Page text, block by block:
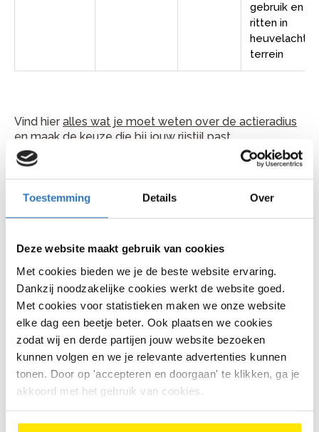
Toestemming Details Over
Deze website maakt gebruik van cookies
Met cookies bieden we je de beste website ervaring.
Dankzij noodzakelijke cookies werkt de website goed.
Met cookies voor statistieken maken we onze website
elke dag een beetje beter. Ook plaatsen we cookies
zodat wij en derde partijen jouw website bezoeken
kunnen volgen en we je relevante advertenties kunnen
tonen. Door op 'accepteren en doorgaan' te klikken, ga je
akkoord met het gebruik van cookies.
gebruik en
ritten in
heuvelachtig
terrein
Vind hieralles wat je moet weten over de actieradius
en maak de keuze die bij jouw rijstijl past.
Accu positie
De plek van je accu bepaalt ook het rijgevoel:
Een accu op het framegeeft een strak design
met goede gewichtsverdeling
Een accu geïntegreerd in het frame oogt het
cleanst en maakt vaak een grotere
accucapaciteit mogelijk.
Versnellingen: wat heb je nodig?
De versnelling van je e-bike bepaalt hoe soepel je
schakelt en hoeveel onderhoud je eraan hebt. Voor de
meeste dagelijkse ritten in Nederland is een